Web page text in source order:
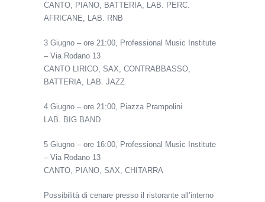
CANTO, PIANO, BATTERIA, LAB. PERC.
AFRICANE, LAB. RNB
3 Giugno – ore 21:00, Professional Music Institute
– Via Rodano 13
CANTO LIRICO, SAX, CONTRABBASSO,
BATTERIA, LAB. JAZZ
4 Giugno – ore 21:00, Piazza Prampolini
LAB. BIG BAND
5 Giugno – ore 16:00, Professional Music Institute
– Via Rodano 13
CANTO, PIANO, SAX, CHITARRA
Possibilità di cenare presso il ristorante all’interno